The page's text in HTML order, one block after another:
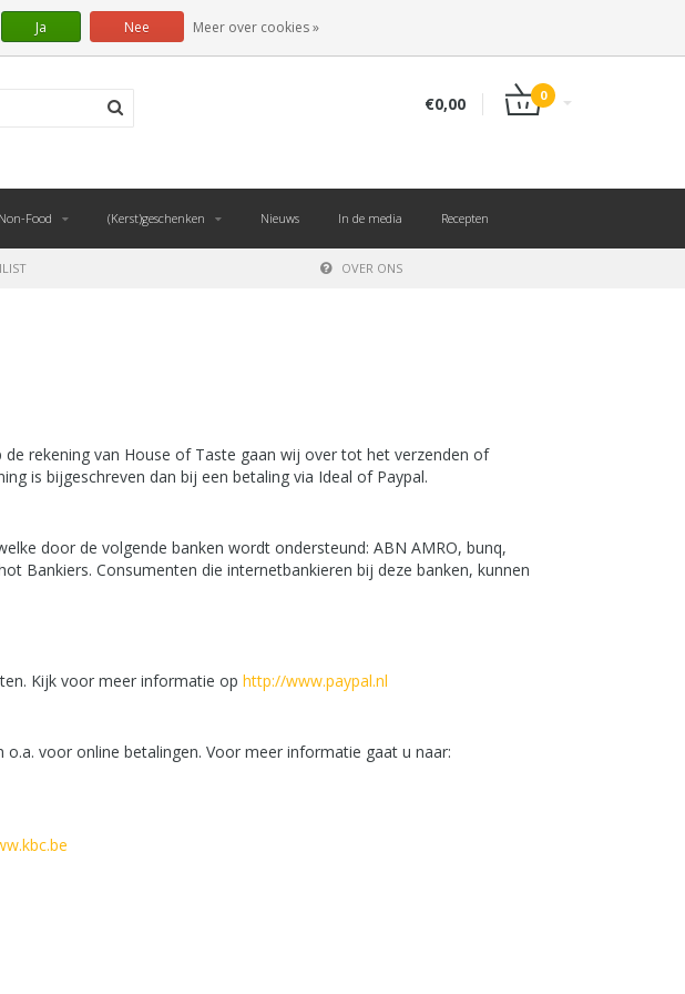
NL
€0,00 0
Non-Food (Kerst)geschenken Nieuws In de media Recepten
OVER ONS
rekening van House of Taste gaan wij over tot het verzenden of
is bijgeschreven dan bij een betaling via Ideal of Paypal.
door de volgende banken wordt ondersteund: ABN AMRO, bunq,
Bankiers. Consumenten die internetbankieren bij deze banken, kunnen
Kijk voor meer informatie op http://www.paypal.nl
voor online betalingen. Voor meer informatie gaat u naar:
Ja Nee Meer over cookies »